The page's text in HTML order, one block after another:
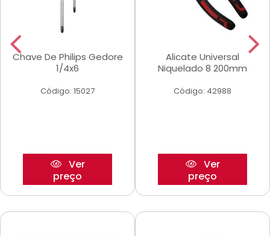
Chave De Philips Gedore
1/4x6
Código: 15027
Ver
preço
Alicate Universal
Niquelado 8 200mm
Código: 42988
Ver
preço